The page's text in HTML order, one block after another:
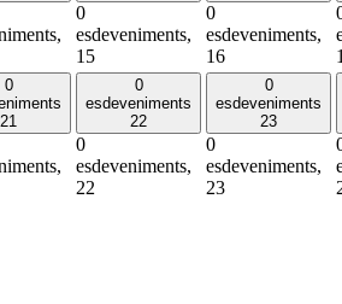
0
esdeveniments,
15
0
esdeveniments,
16
0
21
0
esdeveniments
22
0
esdeveniments,
22
0
esdeveniments
23
0
esdeveniments,
23